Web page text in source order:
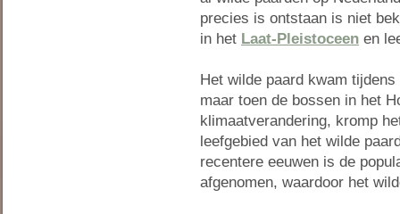
precies is ontstaan is niet
in het Laat-Pleistoceen en
Het wilde paard kwam
maar toen de bossen in het
klimaatverandering, kromp
leefgebied van het wilde
recentere eeuwen is de
afgenomen, waardoor het